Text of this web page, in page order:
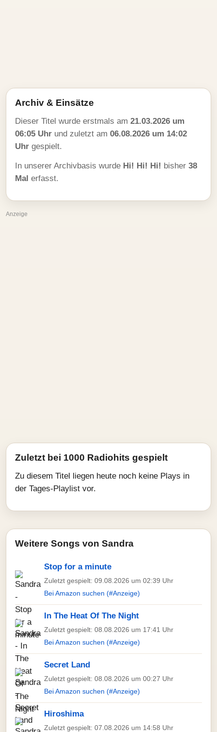
Archiv & Einsätze
Dieser Titel wurde erstmals am 21.03.2026 um
06:05 Uhr und zuletzt am 06.08.2026 um 14:02
Uhr gespielt.
In unserer Archivbasis wurde Hi! Hi! Hi! bisher 38
Mal erfasst.
Anzeige
Zuletzt bei 1000 Radiohits gespielt
Zu diesem Titel liegen heute noch keine Plays in
der Tages-Playlist vor.
Weitere Songs von Sandra
Stop for a minute
Zuletzt gespielt: 09.08.2026 um 02:39 Uhr
Bei Amazon suchen (#Anzeige)
In The Heat Of The Night
Zuletzt gespielt: 08.08.2026 um 17:41 Uhr
Bei Amazon suchen (#Anzeige)
Secret Land
Zuletzt gespielt: 08.08.2026 um 00:27 Uhr
Bei Amazon suchen (#Anzeige)
Hiroshima
Zuletzt gespielt: 07.08.2026 um 14:58 Uhr